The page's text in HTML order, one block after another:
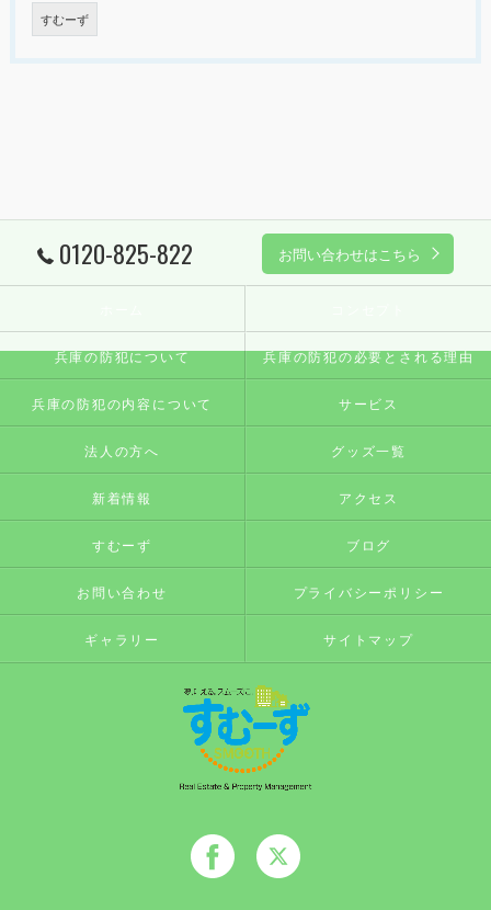
すむーず
0120-825-822 お問い合わせはこちら
兵庫の防犯について 兵庫の防犯の必要とされる理由
兵庫の防犯の内容について サービス
法人の方へ グッズ一覧
新着情報 アクセス
すむーず ブログ
お問い合わせ プライバシーポリシー
ギャラリー サイトマップ